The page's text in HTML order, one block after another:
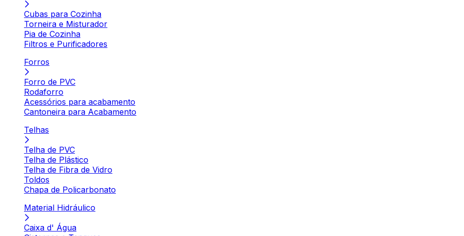
Cubas para Cozinha
Torneira e Misturador
Pia de Cozinha
Filtros e Purificadores
Forros
Forro de PVC
Rodaforro
Acessórios para acabamento
Cantoneira para Acabamento
Telhas
Telha de PVC
Telha de Plástico
Telha de Fibra de Vidro
Toldos
Chapa de Policarbonato
Material Hidráulico
Caixa d' Água